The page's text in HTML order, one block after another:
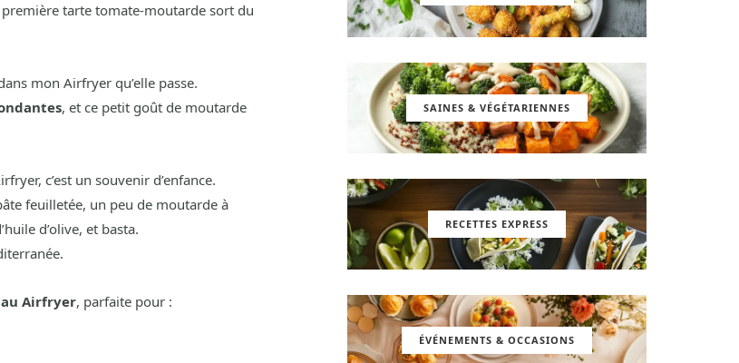
tarte tomate-moutarde sort du
mon Airfryer qu’elle passe.
, et ce petit goût de moutarde
c’est un souvenir d’enfance.
feuilletée, un peu de moutarde à
d’olive, et basta.
au Airfryer, parfaite pour :
SAINES & VÉGÉTARIENNES
RECETTES EXPRESS
ÉVÉNEMENTS & OCCASIONS